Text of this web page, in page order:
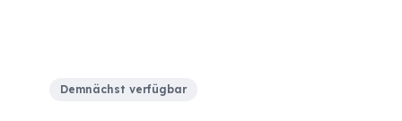
Demnächst verfügbar